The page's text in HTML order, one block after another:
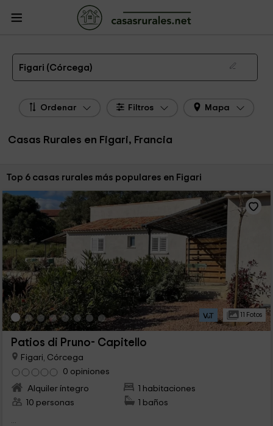
Casas Rurales Francia
Rurales Figari
Las 6 mejores casas rurales en Figari de 2026
Figari (Córcega)
Ordenar Filtros Mapa
Casas Rurales en Figari, Francia
Ordenar por:
Top 6 casas rurales más populares en Figari
11 Fotos
Patios di Pruno- Capitello
Figari, Córcega
0 opiniones
Alquiler íntegro
1 habitaciones
10 personas
1 baños
...